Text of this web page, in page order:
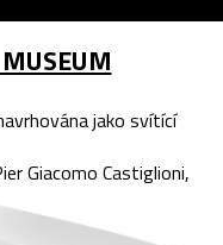
jako svítící
Giacomo Castiglioni,